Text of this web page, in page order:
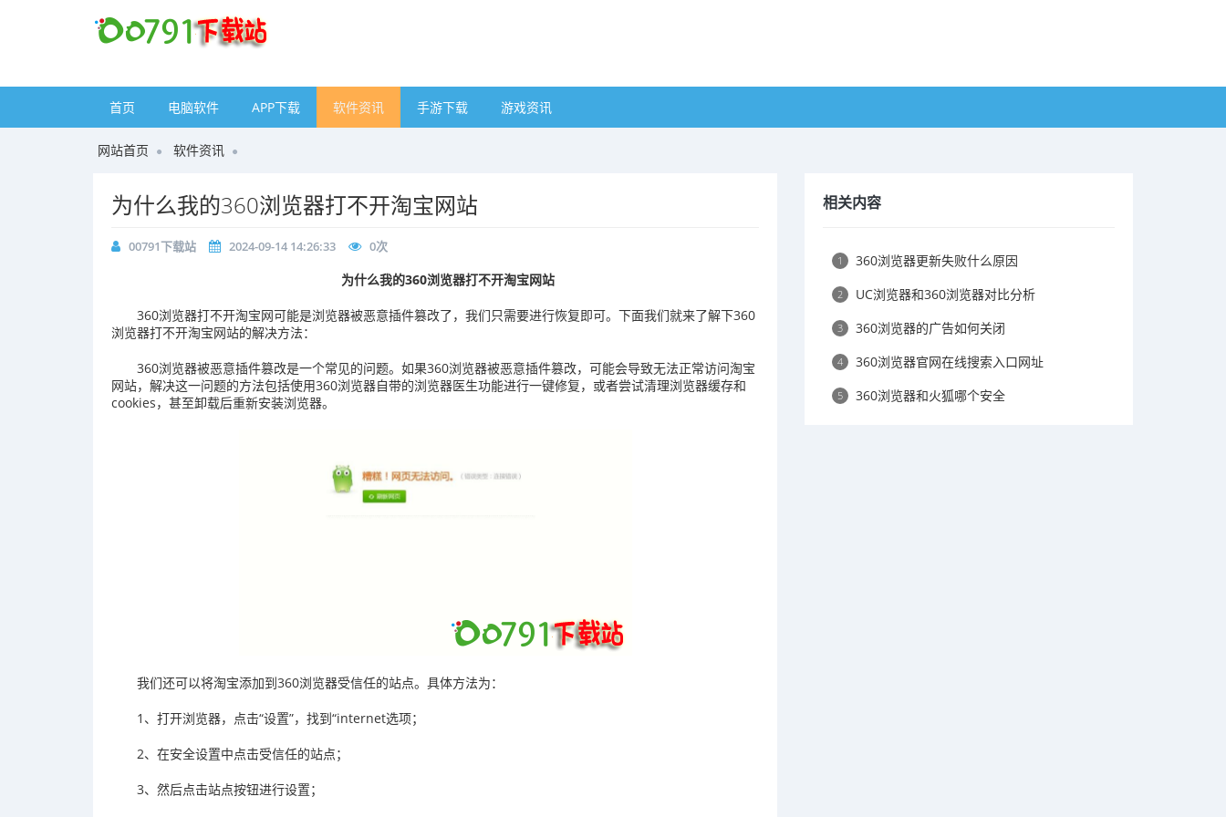
首页 电脑软件 APP下载 软件资讯 手游下载 游戏资讯
网站首页 软件资讯
​为什么我的360浏览器打不开淘宝网站
00791下载站 2024-09-14 14:26:33 0次
为什么我的360浏览器打不开淘宝网站
360浏览器打不开淘宝网可能是浏览器被恶意插件篡改了，我们只需要进行恢复即可。下面我们就来了解下360
浏览器打不开淘宝网站的解决方法：
360浏览器被恶意插件篡改是一个常见的问题。如果360浏览器被恶意插件篡改，可能会导致无法正常访问淘宝
网站，解决这一问题的方法包括使用360浏览器自带的浏览器医生功能进行一键修复，或者尝试清理浏览器缓存和
cookies，甚至卸载后重新安装浏览器‌。
我们还可以将淘宝添加到360浏览器受信任的站点。具体方法为：
1、打开浏览器，点击“设置”，找到“internet选项；
2、在安全设置中点击受信任的站点；
3、然后点击站点按钮进行设置；
相关内容
1 360浏览器更新失败什么原因
2 UC浏览器和360浏览器对比分析
3 360浏览器的广告如何关闭
4 360浏览器官网在线搜索入口网址
5 360浏览器和火狐哪个安全